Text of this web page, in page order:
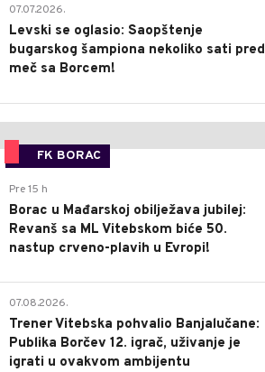
07.07.2026.
Levski se oglasio: Saopštenje
bugarskog šampiona nekoliko sati pred
meč sa Borcem!
FK BORAC
Pre 15 h
Borac u Mađarskoj obilježava jubilej:
Revanš sa ML Vitebskom biće 50.
nastup crveno-plavih u Evropi!
07.08.2026.
Trener Vitebska pohvalio Banjalučane:
Publika Borčev 12. igrač, uživanje je
igrati u ovakvom ambijentu